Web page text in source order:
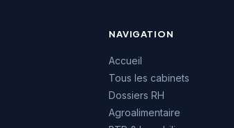
NAVIGATION
Accueil
Tous les cabinets
Dossiers RH
Agroalimentaire